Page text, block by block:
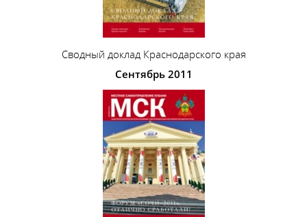
Сводный доклад Краснодарского края
Сентябрь 2011